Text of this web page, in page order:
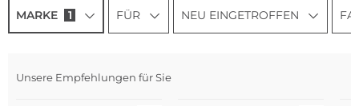
MARKE 1 FÜR NEU EINGETROFFEN
Unsere Empfehlungen für Sie
Nur Online